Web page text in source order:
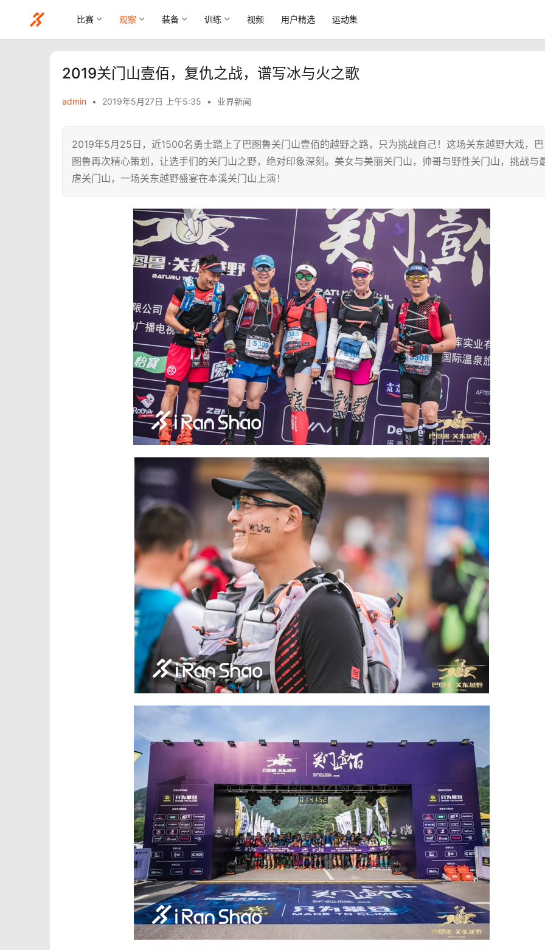
比赛 观察 装备 训练 视频 用户精选 运动集
2019关门山壹佰，复仇之战，谱写冰与火之歌
admin • 2019年5月27日 上午5:35 • 业界新闻
2019年5月25日，近1500名勇士踏上了巴图鲁关门山壹佰的越野之路，只为挑战自己！这场关东越野大戏，巴
图鲁再次精心策划，让选手们的关门山之野，绝对印象深刻。美女与美丽关门山，帅哥与野性关门山，挑战与
虐关门山，一场关东越野盛宴在本溪关门山上演！